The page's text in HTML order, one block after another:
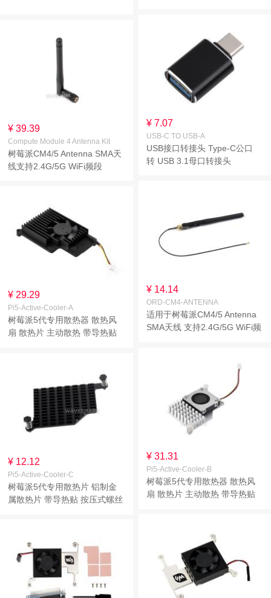
¥ 7.07
USB-C TO USB-A
USB接口转接头 Type-C公口
转 USB 3.1母口转接头
¥ 39.39
Compute Module 4 Antenna Kit
树莓派CM4/5 Antenna SMA天
线支持2.4G/5G WiFi频段
¥ 14.14
ORD-CM4-ANTENNA
适用于树莓派CM4/5 Antenna
SMA天线 支持2.4G/5G WiFi频
¥ 29.29
Pi5-Active-Cooler-A
树莓派5代专用散热器 散热风
扇 散热片 主动散热 带导热贴
¥ 31.31
Pi5-Active-Cooler-B
树莓派5代专用散热器 散热风
扇 散热片 主动散热 带导热贴
¥ 12.12
Pi5-Active-Cooler-C
树莓派5代专用散热片 铝制金
属散热片 带导热贴 按压式螺丝